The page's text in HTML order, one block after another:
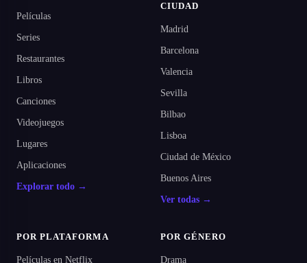
Películas
Series
Restaurantes
Libros
Canciones
Videojuegos
Lugares
Aplicaciones
Explorar todo →
CIUDAD
Madrid
Barcelona
Valencia
Sevilla
Bilbao
Lisboa
Ciudad de México
Buenos Aires
Ver todas →
POR PLATAFORMA
Películas en Netflix
POR GÉNERO
Drama